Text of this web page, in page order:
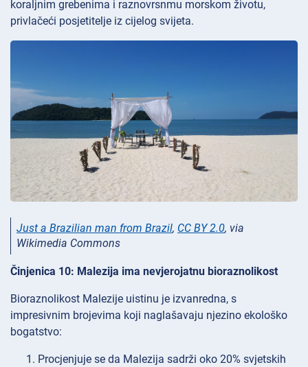
koraljnim grebenima i raznovrsnmu morskom životu,
privlačeći posjetitelje iz cijelog svijeta.
Just a Brazilian man from Brazil, CC BY 2.0, via
Wikimedia Commons
Činjenica 10: Malezija ima nevjerojatnu bioraznolikost
Bioraznolikost Malezije uistinu je izvanredna, s
impresivnim brojevima koji naglašavaju njezino ekološko
bogatstvo:
Procjenjuje se da Malezija sadrži oko 20% svjetskih